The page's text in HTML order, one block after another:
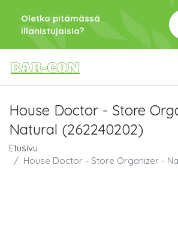
Oletko pitämässä
illanistujaisia?
House Doctor - Store
Natural (262240202)
Etusivu
House Doctor - Store Organizer -